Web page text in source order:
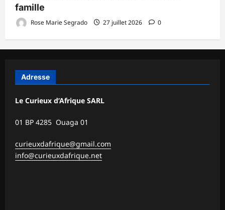
famille
Rose Marie Segrado 27 juillet 2026 0
Adresse
Le Curieux d’Afrique SARL
01 BP 4285 Ouaga 01
curieuxdafrique@gmail.com
info@curieuxdafrique.net